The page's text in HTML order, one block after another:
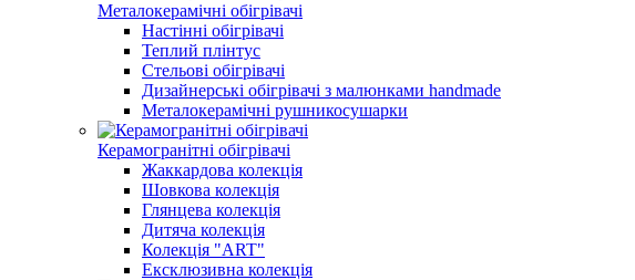
Металокерамічні обігрівачі
Настінні обігрівачі
Теплий плінтус
Стельові обігрівачі
Дизайнерські обігрівачі з малюнками handmade
Металокерамічні рушникосушарки
Керамогранітні обігрівачі
Жаккардова колекція
Шовкова колекція
Глянцева колекція
Дитяча колекція
Колекція "ART"
Ексклюзивна колекція